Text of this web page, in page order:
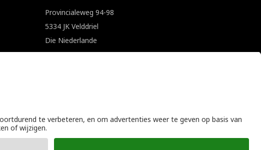
Provincialeweg 94-98
5334 JK Velddriel
Die Niederlande
Allgemeine Geschäftsbedingungen|Datenschutzerklärung